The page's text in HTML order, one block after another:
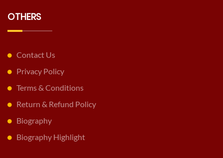
OTHERS
Contact Us
Privacy Policy
Terms & Conditions
Return & Refund Policy
Biography
Biography Highlight